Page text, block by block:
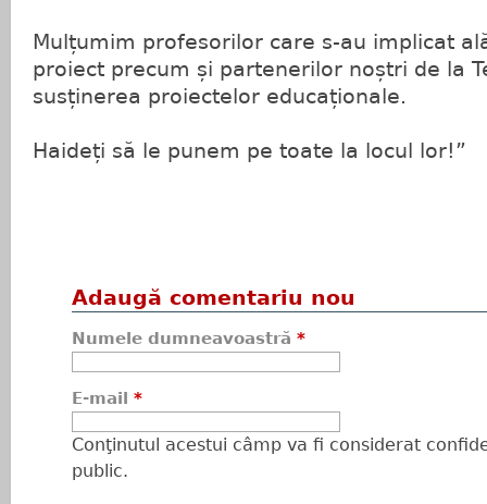
Mulțumim profesorilor care s-au implicat
proiect precum și partenerilor noștri de la
susținerea proiectelor educaționale.
Haideți să le punem pe toate la locul lor!”
Adaugă comentariu nou
Numele dumneavoastră *
E-mail *
Conţinutul acestui câmp va fi considerat
public.